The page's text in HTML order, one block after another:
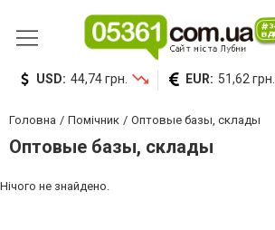
USD: 44,74 грн. EUR: 51,62 грн.
Головна Помічник Оптовые базы, склады
Оптовые базы, склады
Нічого не знайдено.